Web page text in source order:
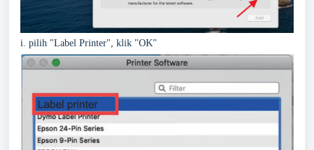
i. pilih "Label Printer", klik "OK"